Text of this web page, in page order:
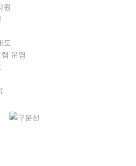
원
도
운영